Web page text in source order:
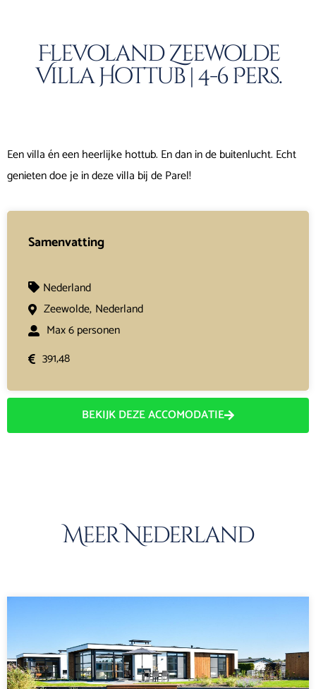
Flevoland Zeewolde
Villa Hottub | 4-6 Pers.
Een villa én een heerlijke hottub. En dan in de buitenlucht. Echt
genieten doe je in deze villa bij de Parel!
Samenvatting
Nederland
Zeewolde, Nederland
Max 6 personen
391,48
BEKIJK DEZE ACCOMODATIE
Meer Nederland